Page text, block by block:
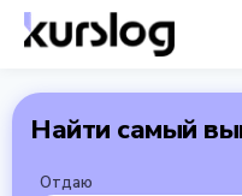
Найти самый
Отдаю